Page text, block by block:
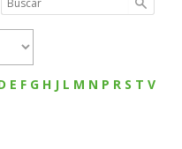
E F G H J L M N P R S T V